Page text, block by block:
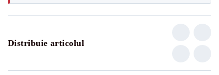
Distribuie articolul